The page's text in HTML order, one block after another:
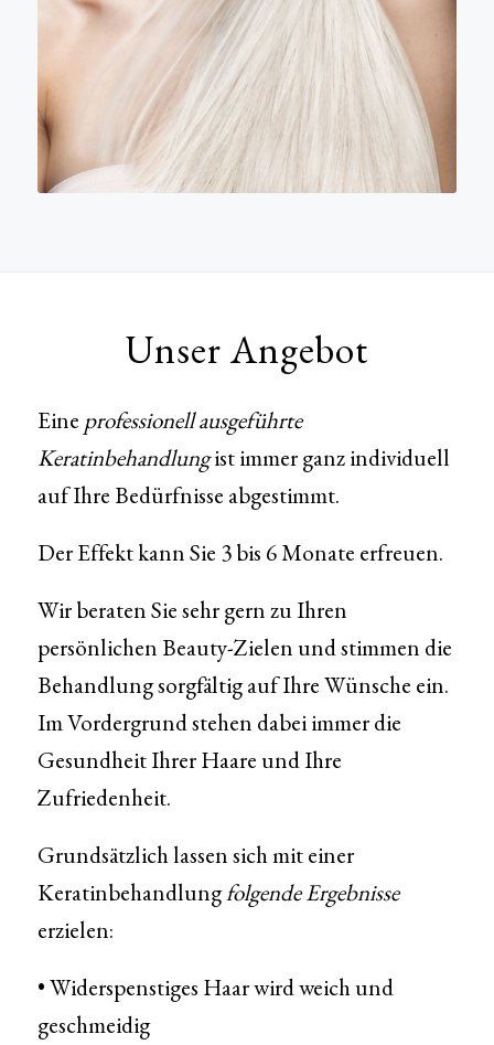
Unser Angebot
Eine professionell ausgeführte
Keratinbehandlungist immer ganz individuell
auf Ihre Bedürfnisse abgestimmt.
Der Effekt kann Sie 3 bis 6 Monate erfreuen.
Wir beraten Sie sehr gern zu Ihren
persönlichen Beauty-Zielen und stimmen die
Behandlung sorgfältig auf Ihre Wünsche ein.
Im Vordergrund stehen dabei immer die
Gesundheit Ihrer Haare und Ihre
Zufriedenheit.
Grundsätzlich lassen sich mit einer
Keratinbehandlungfolgende Ergebnisse
erzielen:
• Widerspenstiges Haar wird weich und
geschmeidig